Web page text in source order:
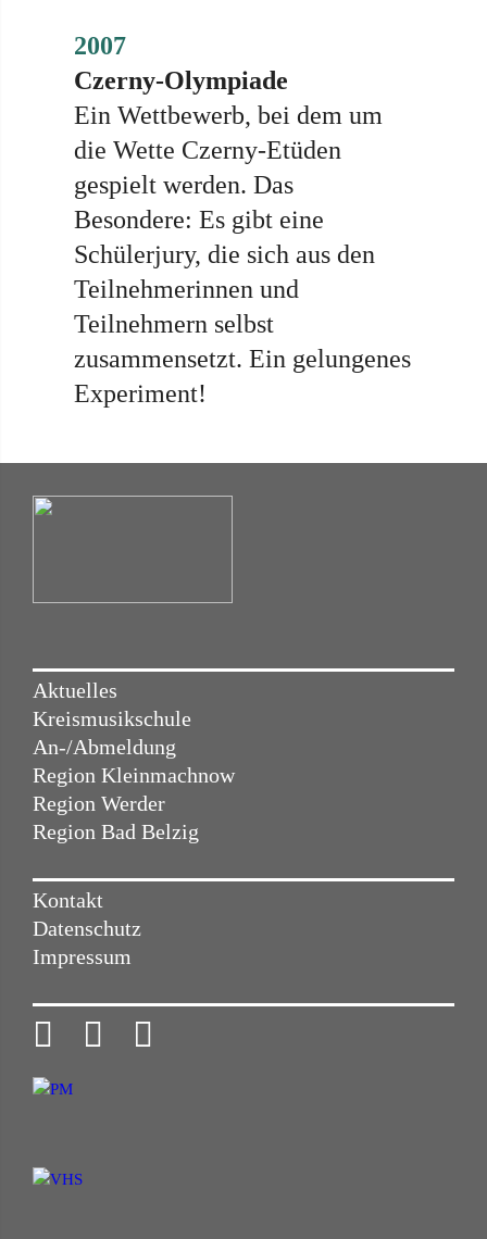
2007
Czerny-Olympiade
Ein Wettbewerb, bei dem um
die Wette Czerny-Etüden
gespielt werden. Das
Besondere: Es gibt eine
Schülerjury, die sich aus den
Teilnehmerinnen und
Teilnehmern selbst
zusammensetzt. Ein gelungenes
Experiment!
Aktuelles
Kreismusikschule
An-/Abmeldung
Region Kleinmachnow
Region Werder
Region Bad Belzig
Kontakt
Datenschutz
Impressum
  